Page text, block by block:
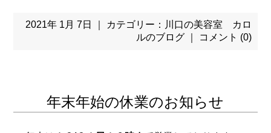
2021年 1月 7日 ｜ カテゴリー： 川口の美容室 カロ
ルのブログ｜ コメント (0)
年末年始の休業のお知らせ